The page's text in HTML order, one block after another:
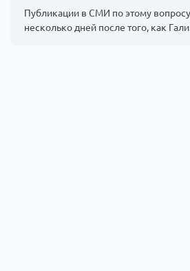
Публикации в СМИ по этому
несколько дней после того, как